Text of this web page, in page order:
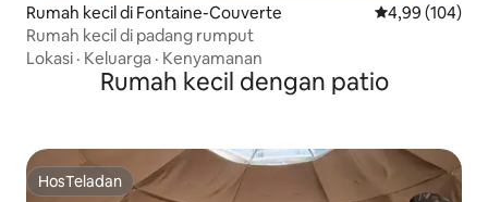
Rumah kecil di Fontaine-Couverte Nilai rata-rata
4,99 (104)
Rumah kecil di padang rumput
Lokasi · Keluarga · Kenyamanan
Rumah kecil dengan patio
HosTeladan
HosTeladan